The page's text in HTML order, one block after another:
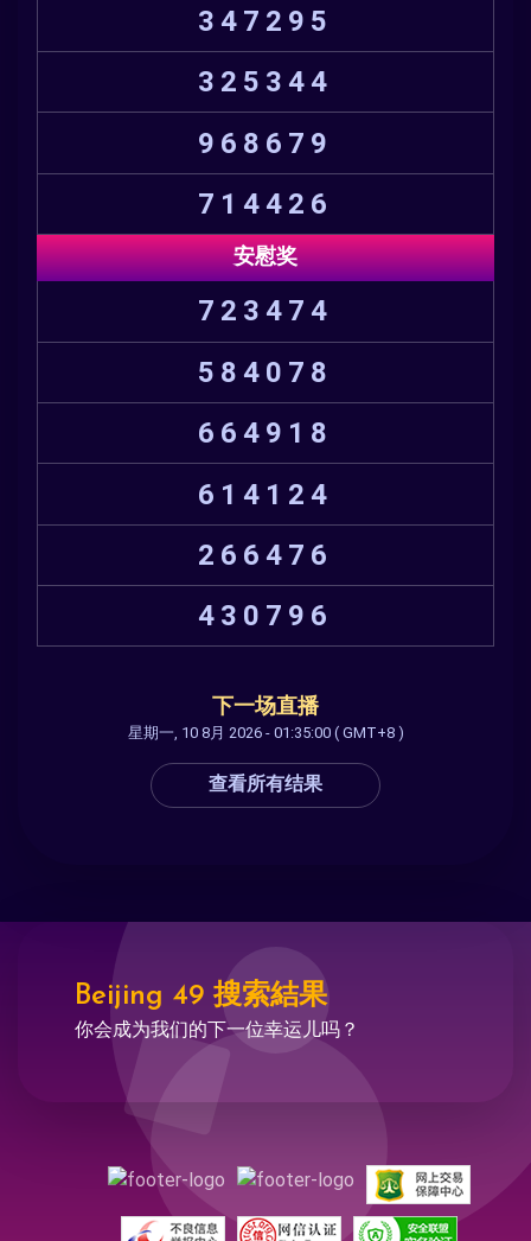
347295
325344
968679
714426
安慰奖
723474
584078
664918
614124
266476
430796
下一场直播
星期一, 10 8月 2026 - 01:35:00 ( GMT+8 )
查看所有结果
Beijing 49 搜索結果
你会成为我们的下一位幸运儿吗？